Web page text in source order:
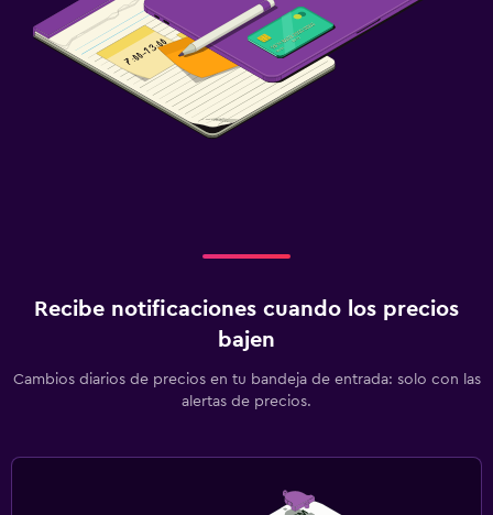
Recibe notificaciones cuando los precios
bajen
Cambios diarios de precios en tu bandeja de entrada: solo con las
alertas de precios.